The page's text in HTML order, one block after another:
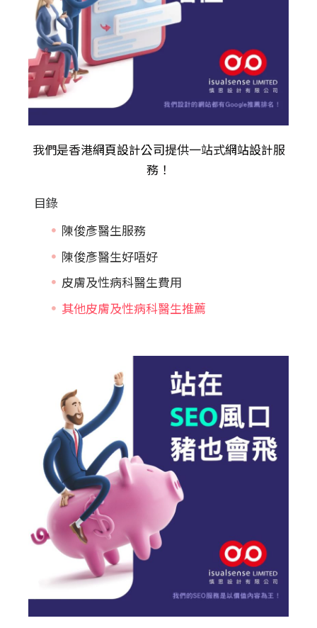
我們是香港網頁設計公司提供一站式網站設計服
務！
目錄
陳俊彥醫生服務
陳俊彥醫生好唔好
皮膚及性病科醫生費用
其他皮膚及性病科醫生推薦